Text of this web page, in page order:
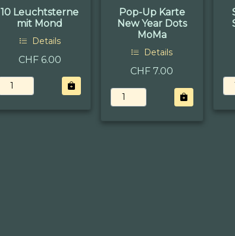
10 Leuchtsterne
mit Mond
Details
CHF 6.00
Pop-Up Karte
New Year Dots
MoMa
Details
CHF 7.00